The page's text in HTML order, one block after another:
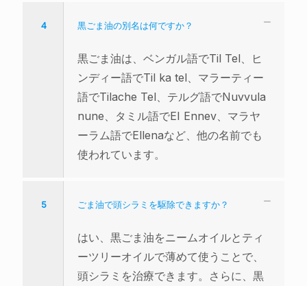
4 黒ごま油の別名は何ですか？
黒ごま油は、ベンガル語でTil Tel、ヒ
ンディー語でTil ka tel、マラーティー
語でTilache Tel、テルグ語でNuvvula
nune、タミル語でEI Ennev、マラヤ
ーラム語でEllenaなど、他の名前でも
使われています。
5 ごま油で頭シラミを駆除できますか？
はい、黒ごま油をニームオイルとティ
ーツリーオイルで薄めて使うことで、
頭シラミを治療できます。さらに、黒